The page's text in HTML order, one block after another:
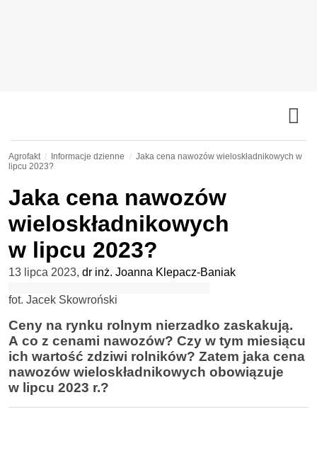
Agrofakt Informacje dzienne
Jaka cena nawozów wieloskładnikowych w
lipcu 2023?
Jaka cena nawozów
wieloskładnikowych
w lipcu 2023?
13 lipca 2023, dr inż. Joanna Klepacz-Baniak
fot. Jacek Skowroński
Ceny na rynku rolnym nierzadko zaskakują.
A co z cenami nawozów? Czy w tym miesiącu
ich wartość zdziwi rolników? Zatem jaka cena
nawozów wieloskładnikowych obowiązuje
w lipcu 2023 r.?